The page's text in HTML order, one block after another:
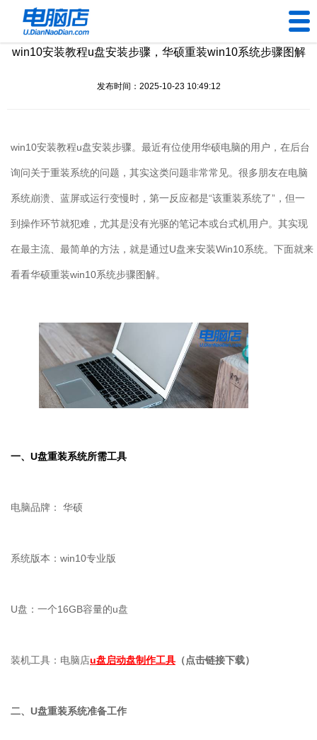
U盘工具
装机问题
电脑问题
win10安装教程u盘安装步骤，华硕重装win10系统步骤图解
发布时间：2025-10-23 10:49:12
win10安装教程u盘安装步骤。最近有位使用华硕电脑的用户，在后台
询问关于重装系统的问题，其实这类问题非常常见。很多朋友在电脑
系统崩溃、蓝屏或运行变慢时，第一反应都是“该重装系统了”，但一
到操作环节就犯难，尤其是没有光驱的笔记本或台式机用户。其实现
在最主流、最简单的方法，就是通过U盘来安装Win10系统。下面就来
看看华硕重装win10系统步骤图解。
一、 U盘重装系统所需工具
电脑品牌： 华硕
系统版本：win10专业版
U盘：一个16GB容量的u盘
装机工具：电脑店u盘启动盘制作工具 （点击链接下载）
二、U盘重装系统准备工作